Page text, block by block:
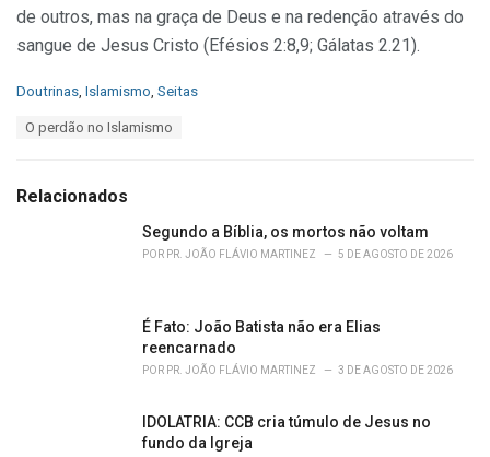
de outros, mas na graça de Deus e na redenção através do
sangue de Jesus Cristo (Efésios 2:8,9; Gálatas 2.21).
C
o
Doutrinas Islamismo Seitas
:
O perdão no Islamismo
Relacionados
Segundo a Bíblia, os mortos não voltam
POR PR. JOÃO FLÁVIO MARTINEZ 5 DE AGOSTO DE 2026
É Fato: João Batista não era Elias
reencarnado
POR PR. JOÃO FLÁVIO MARTINEZ 3 DE AGOSTO DE 2026
IDOLATRIA: CCB cria túmulo de Jesus no
fundo da Igreja